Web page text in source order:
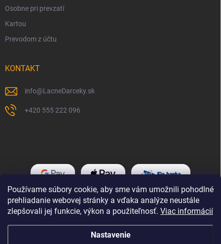
Používame súbory cookie, aby sme vám umožnili pohodlné
prehliadanie webovej stránky a vďaka analýze neustále
zlepšovali jej funkcie, výkon a použiteľnosť. Viac informácií
Nastavenie
Osobne pri prevzatí
Kartou
Prevodom z účtu
KONTAKT
info@LacneDarceky.sk
+420 555 222 096